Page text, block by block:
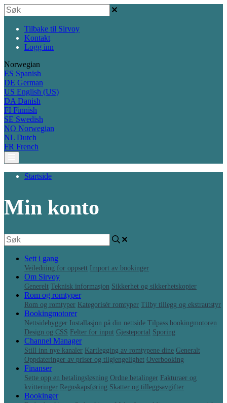
Tilbake til Sirvoy
Kontakt
Logg inn
Norwegian
ES Spanish
DE German
US English (US)
DA Danish
FI Finnish
SE Swedish
NO Norwegian
NL Dutch
FR French
Startside
Min konto
Sett i gang
Veiledning for oppsett Import av bookinger
Om Sirvoy
Generelt Teknisk informasjon Sikkerhet og sikkerhetskopier
Rom og romtyper
Rom og romtyper Kategorisér romtyper Tilby tillegg og ekstrautstyr
Bookingmotorer
Nettsidebygger Installasjon på din nettside Tilpass bookingmotoren
Design og CSS Felter for input Gjesteportal Sporing
Channel Manager
Still inn nye kanaler Kartlegging av romtypene dine Generalt
Oppdateringer av priser og tilgjengelighet Overbooking
Finanser
Sette opp en betalingsløsning Ordne betalinger Fakturaer og
kvitteringer Regnskapsføring Skatter og tilleggsavgifter
Bookinger